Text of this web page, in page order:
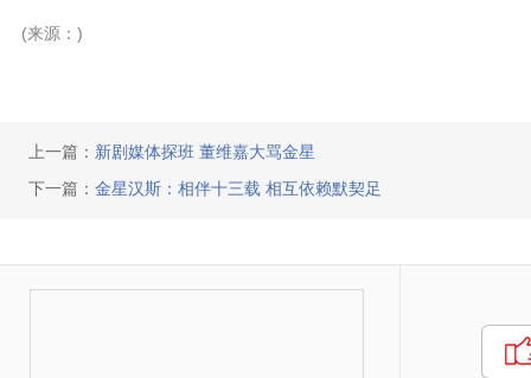
(来源：)
上一篇： 新剧媒体探班 董维嘉大骂金星
下一篇： 金星汉斯：相伴十三载 相互依赖默契足